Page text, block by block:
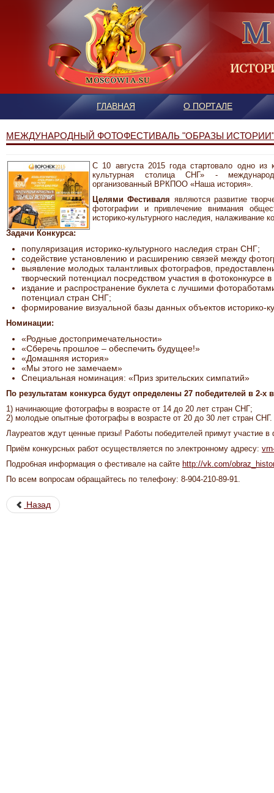
ГЛАВНАЯ О ПОРТАЛЕ
МЕЖДУНАРОДНЫЙ ФОТОФЕСТИВАЛЬ "ОБРАЗЫ ИСТОРИИ"
С 10 августа 2015 года стартовало одно
культурная столица СНГ» -
организованный ВРКПОО «Наша история».
Целями Фестиваля являются развитие
фотографии и привлечение внимания
историко-культурного наследия, налаживание
Задачи Конкурса:
популяризация историко-культурного наследия стран СНГ;
содействие установлению и расширению связей между
выявление молодых талантливых фотографов,
творческий потенциал посредством участия в фотоконкурсе
издание и распространение буклета с лучшими
потенциал стран СНГ;
формирование визуальной базы данных объектов историко-
Номинации:
«Родные достопримечательности»
«Сберечь прошлое – обеспечить будущее!»
«Домашняя история»
«Мы этого не замечаем»
Специальная номинация: «Приз зрительских симпатий»
По результатам конкурса будут определены 27 победителей в 2-х
1) начинающие фотографы в возрасте от 14 до 20 лет стран СНГ;
2) молодые опытные фотографы в возрасте от 20 до 30 лет стран СНГ.
Лауреатов ждут ценные призы! Работы победителей примут участие
Приём конкурсных работ осуществляется по электронному адресу:
Подробная информация о фестивале на сайте http://vk.com/
По всем вопросам обращайтесь по телефону: 8-904-210-89-91.
Назад